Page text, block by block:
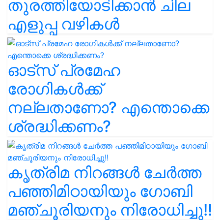
തുരത്തിയോടിക്കാൻ ചില
എളുപ്പ വഴികൾ
ഓട്സ് പ്രമേഹ
രോഗികൾക്ക്
നല്ലതാണോ? എന്തൊക്കെ
ശ്രദ്ധിക്കണം?
കൃത്രിമ നിറങ്ങൾ ചേർത്ത
പഞ്ഞിമിഠായിയും ഗോബി
മഞ്ചൂരിയനും നിരോധിച്ചു!!